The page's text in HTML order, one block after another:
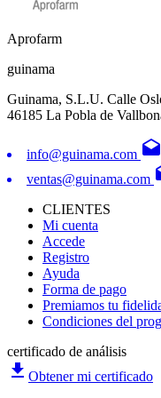
Aprofarm
guinama
Guinama, S.L.U. Calle
46185 La Pobla de
info@guinama.com drafts
ventas@guinama.com
CLIENTES
Mi cuenta
Accede
Registro
Ayuda
Forma de pago
Premiamos tu
Condiciones del
certificado de análisis
file_download Obtener mi certificado